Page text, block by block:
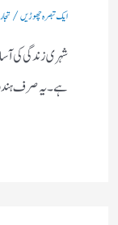
ایک تبصرہ چھوڑیں/
شہری زندگی کی
ہے۔ یہ صرف